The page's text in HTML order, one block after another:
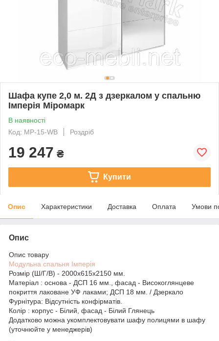
Шафа купе 2,0 м. 2Д з дзеркалом у спальню
Імперія Міромарк
В наявності
Код: MP-15-WB
Роздріб
19 247 ₴
Купити
Опис Характеристики Доставка Оплата Умови
Опис
Опис товару
Модульна спальня Імперія
Розмір (Ш/Г/В) - 2000х615х2150 мм.
Матеріал : основа - ДСП 16 мм., фасад - Високоглянцеве
покриття лаковане УФ лаками; ДСП 18 мм. / Дзеркало
Фурнітура: Відсутність конфірматів.
Колір : корпус - Білий, фасад - Білий Глянець
Додатково можна укомплектовувати шафу полицями в шафу
(уточнюйте у менеджерів)